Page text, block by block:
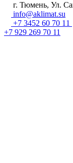
г. Тюмень, Ул.
info@aklimat.su
+7 3452 60 70 11
+7 929 269 70 11